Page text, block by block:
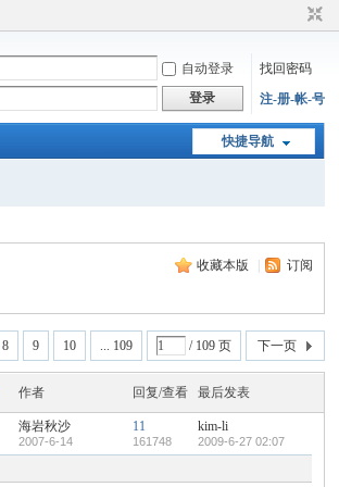
自动登录
找回密码
登录 注-册-帐-号
快捷导航
收藏本版 订阅
8 9 10 ... 109 / 109 页 下一页
作者 回复/查看 最后发表
海岩秋沙
2007-6-14
11
161748
kim-li
2009-6-27 02:07